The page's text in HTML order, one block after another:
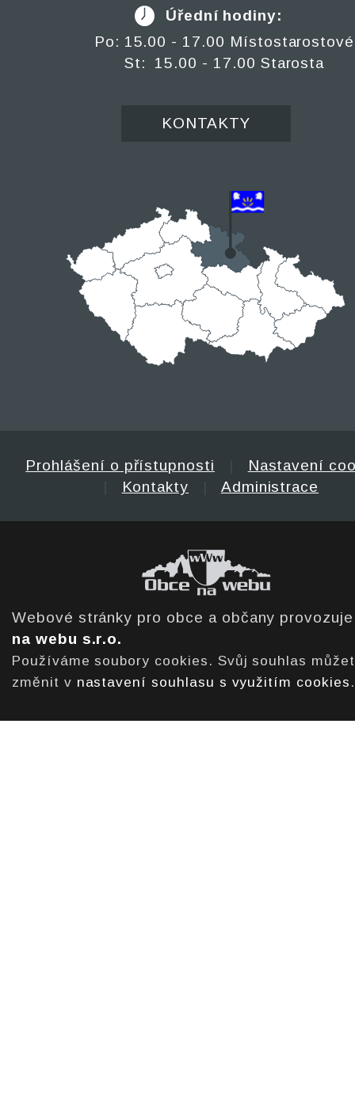
Úřední hodiny:
Po: 15.00 - 17.00 Místostarostové
St: 15.00 - 17.00 Starosta
KONTAKTY
Prohlášení o přístupnosti
Nastavení
Kontakty Administrace
Webové stránky pro obce a občany
na webu s.r.o.
Používáme soubory cookies. Svůj souhlas
změnit v nastavení souhlasu s využitím cookies .